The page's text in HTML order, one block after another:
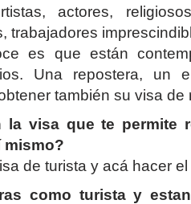
actores,
trabajadores
es que están
Una repostera, un
también su visa de
la visa que te permite
mismo?
de turista y acá hacer
como turista y